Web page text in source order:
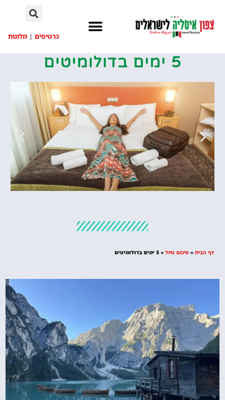
כרטיסים | מלונות
5 ימים בדולומיטים
מציאת מלון
דף הבית » סיכום טיול » 5 ימים בדולומיטים